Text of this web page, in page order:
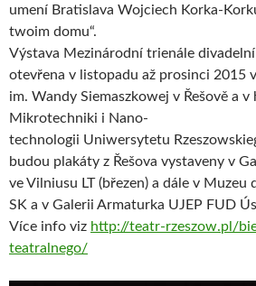
umení Bratislava Wojciech Korka-
twoim domu“.
Výstava Mezinárodní trienále
otevřena v listopadu až prosinci 2015
im. Wandy Siemaszkowej v Řešově a v
Mikrotechniki i Nano-
technologii Uniwersytetu
budou plakáty z Řešova vystaveny v
ve Vilniusu LT (březen) a dále v Muzeu
SK a v Galerii Armaturka UJEP FUD
Více info viz http://teatr-rzeszow.pl/
teatralnego/